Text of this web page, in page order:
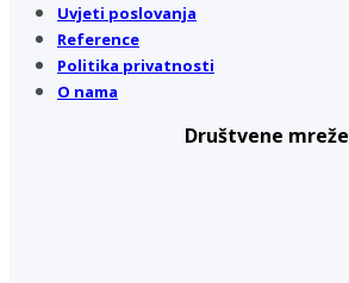
Uvjeti poslovanja
Reference
Politika privatnosti
O nama
Društvene mreže